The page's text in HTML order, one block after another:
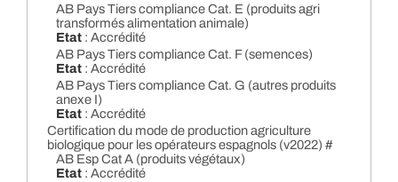
AB Pays Tiers compliance Cat. E (produits agri
transformés alimentation animale)
Etat : Accrédité
AB Pays Tiers compliance Cat. F (semences)
Etat : Accrédité
AB Pays Tiers compliance Cat. G (autres produits
anexe I)
Etat : Accrédité
Certification du mode de production agriculture
biologique pour les opérateurs espagnols (v2022) #
AB Esp Cat A (produits végétaux)
Etat : Accrédité